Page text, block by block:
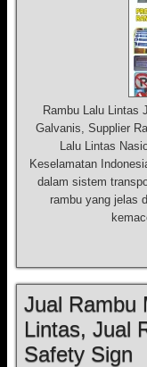
Rambu Lalu Lintas
Galvanis, Supplier
Lalu Lintas
Keselamatan
dalam sistem
rambu yang jelas
Jual Rambu
Lintas, Jual
Safety Sign